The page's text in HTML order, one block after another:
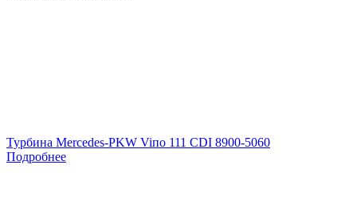
Турбина Mercedes-PKW Viпо 111 CDI 8900-5060
Подробнее